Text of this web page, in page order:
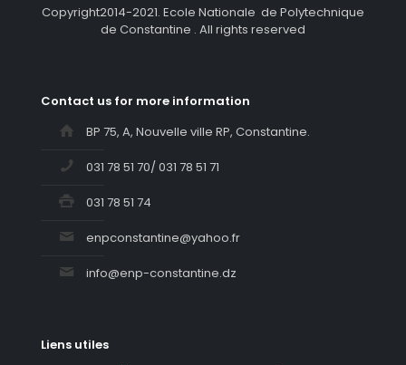
Copyright2014-2021. Ecole Nationale de Polytechnique
de Constantine . All rights reserved
Contact us for more information
BP 75, A, Nouvelle ville RP, Constantine.
031 78 51 70/ 031 78 51 71
031 78 51 74
enpconstantine@yahoo.fr
info@enp-constantine.dz
Liens utiles